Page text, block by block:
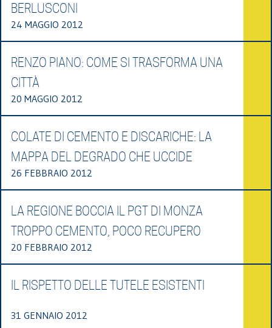
BERLUSCONI
24 MAGGIO 2012
RENZO PIANO: COME SI TRASFORMA UNA
CITTÀ
20 MAGGIO 2012
COLATE DI CEMENTO E DISCARICHE: LA
MAPPA DEL DEGRADO CHE UCCIDE
26 FEBBRAIO 2012
LA REGIONE BOCCIA IL PGT DI MONZA
TROPPO CEMENTO, POCO RECUPERO
20 FEBBRAIO 2012
IL RISPETTO DELLE TUTELE ESISTENTI
31 GENNAIO 2012